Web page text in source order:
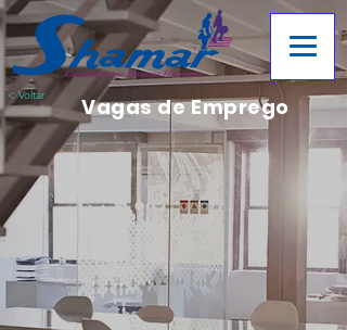
< Voltar Vagas de Emprego